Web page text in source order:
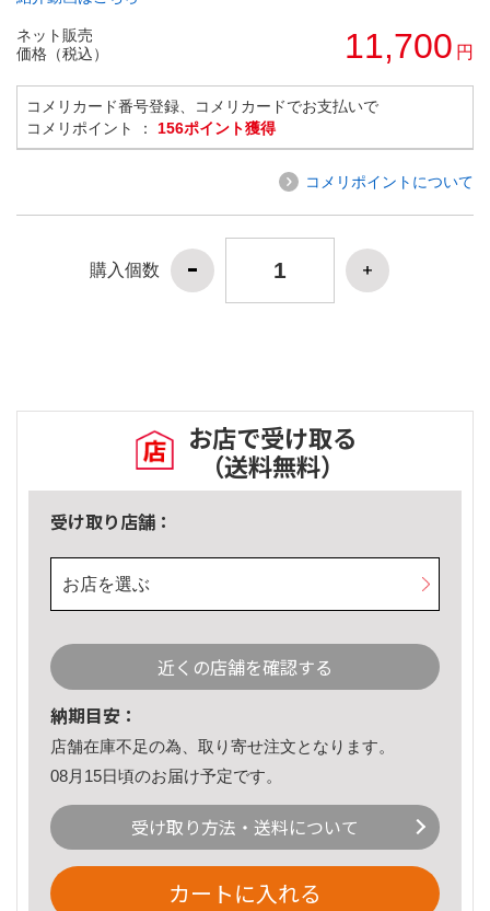
ネット販売
価格（税込）
11,700 円
コメリカード番号登録、コメリカードでお支払いで
コメリポイント ： 156ポイント獲得
コメリポイントについて
購入個数
お店で受け取る
（送料無料）
受け取り店舗：
お店を選ぶ
近くの店舗を確認する
納期目安：
店舗在庫不足の為、取り寄せ注文となります。
08月15日頃のお届け予定です。
受け取り方法・送料について
カートに入れる